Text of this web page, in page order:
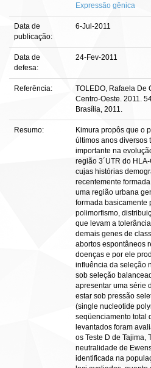
Expressão gênica
Data de
publicação:
6-Jul-2011
Data de
defesa:
24-Fev-2011
Referência:
TOLEDO, Rafaela De
Centro-Oeste. 2011.
Brasília, 2011.
Resumo:
Kimura propôs que o
últimos anos diversos
importante na
região 3´UTR do
cujas histórias
recentemente
uma região urbana
formada basicamente
polimorfismo,
que levam a
demais genes de
abortos espontâneos
doenças e por ele
influência da seleção
sob seleção
apresentar uma série
estar sob pressão
(single nucleotide
seqüenciamento total
levantados foram
os Teste D de Tajima,
neutralidade de
identificada na